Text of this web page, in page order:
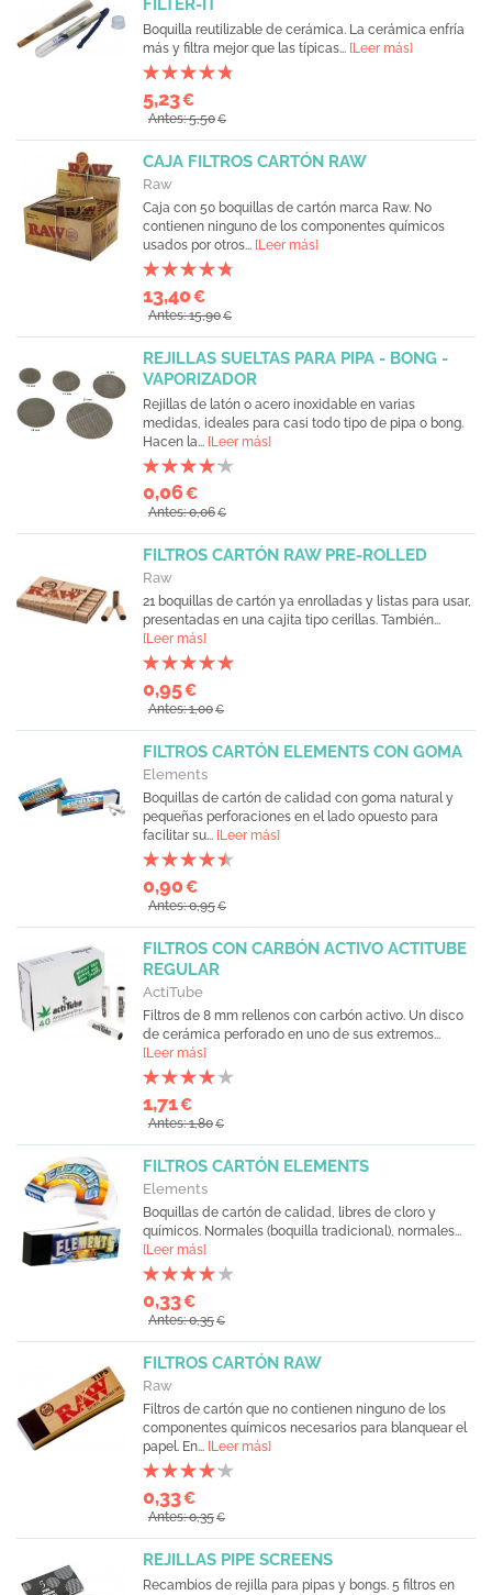
FILTER-IT
Boquilla reutilizable de cerámica. La cerámica enfría
más y filtra mejor que las típicas... [Leer más]
5,23€
Antes: 5,50€
CAJA FILTROS CARTÓN RAW
Raw
Caja con 50 boquillas de cartón marca Raw. No
contienen ninguno de los componentes químicos
usados por otros... [Leer más]
13,40€
Antes: 15,90€
REJILLAS SUELTAS PARA PIPA - BONG -
VAPORIZADOR
Rejillas de latón o acero inoxidable en varias
medidas, ideales para casi todo tipo de pipa o bong.
Hacen la... [Leer más]
0,06€
Antes: 0,06€
FILTROS CARTÓN RAW PRE-ROLLED
Raw
21 boquillas de cartón ya enrolladas y listas para usar,
presentadas en una cajita tipo cerillas. También...
[Leer más]
0,95€
Antes: 1,00€
FILTROS CARTÓN ELEMENTS CON GOMA
Elements
Boquillas de cartón de calidad con goma natural y
pequeñas perforaciones en el lado opuesto para
facilitar su... [Leer más]
0,90€
Antes: 0,95€
FILTROS CON CARBÓN ACTIVO ACTITUBE
REGULAR
ActiTube
Filtros de 8 mm rellenos con carbón activo. Un disco
de cerámica perforado en uno de sus extremos...
[Leer más]
1,71€
Antes: 1,80€
FILTROS CARTÓN ELEMENTS
Elements
Boquillas de cartón de calidad, libres de cloro y
químicos. Normales (boquilla tradicional), normales...
[Leer más]
0,33€
Antes: 0,35€
FILTROS CARTÓN RAW
Raw
Filtros de cartón que no contienen ninguno de los
componentes químicos necesarios para blanquear el
papel. En... [Leer más]
0,33€
Antes: 0,35€
REJILLAS PIPE SCREENS
Recambios de rejilla para pipas y bongs. 5 filtros en